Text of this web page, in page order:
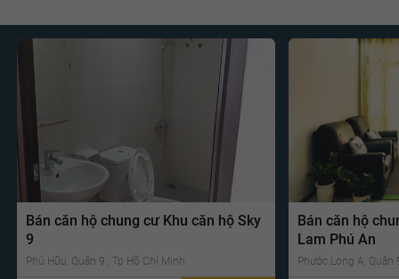
Bán căn hộ chung cư Khu căn hộ Sky
9
Phú Hữu, Quận 9 , Tp Hồ Chí Minh
Bán căn hộ
Lam Phú An
Phước Long A, Quận